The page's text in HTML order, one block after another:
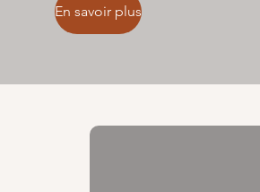
En savoir plus